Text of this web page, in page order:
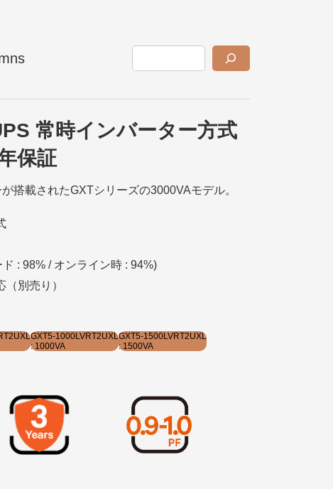
常時インバーター方式
保証
搭載されたGXTシリーズの3000VAモデル。
: 98% / オンライン時 : 94%)
別売り）
GXT5-1000LVRT2UXL
: 1000VA
GXT5-1500LVRT2UXL
: 1500VA